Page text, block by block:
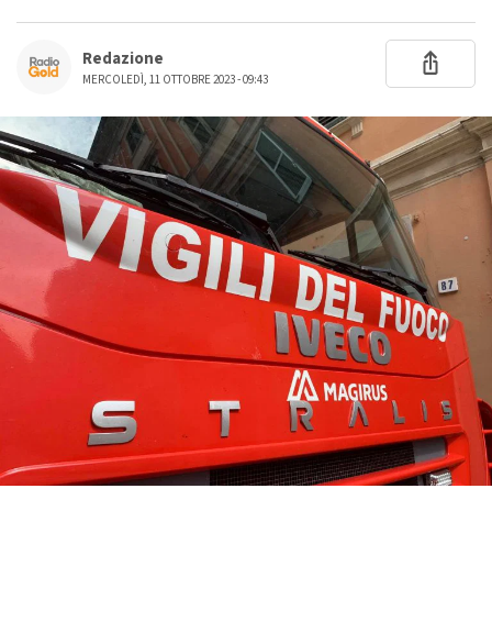
Redazione
MERCOLEDÌ, 11 OTTOBRE 2023 - 09:43